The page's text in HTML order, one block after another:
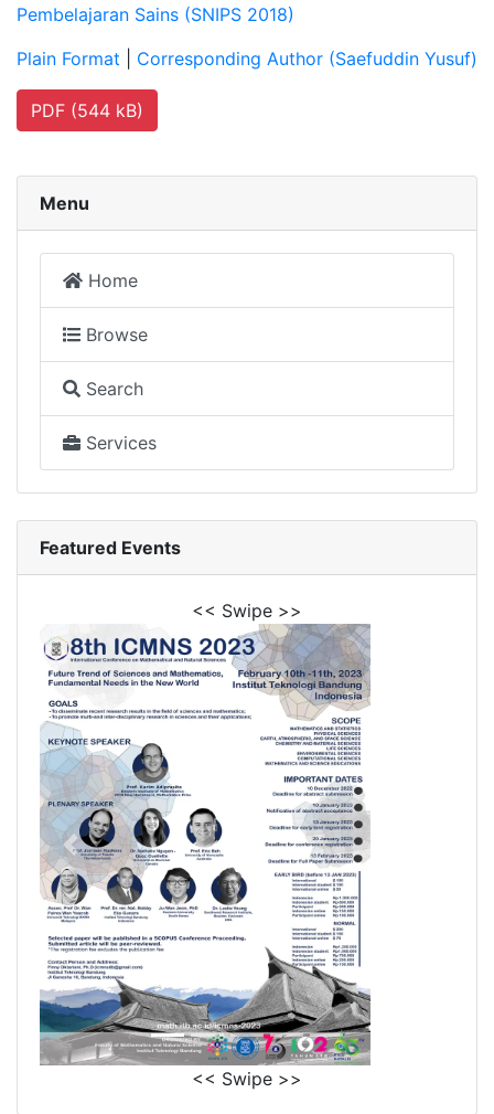
Pembelajaran Sains (SNIPS 2018)
Plain Format
Corresponding Author (Saefuddin Yusuf)
PDF (544 kB)
Menu
Home
Browse
Search
Services
Featured Events
<< Swipe >>
<< Swipe >>